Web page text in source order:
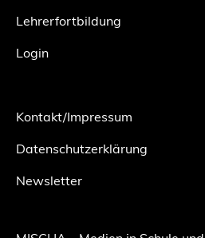
Lehrerfortbildung
Login
Kontakt/Impressum
Datenschutzerklärung
Newsletter